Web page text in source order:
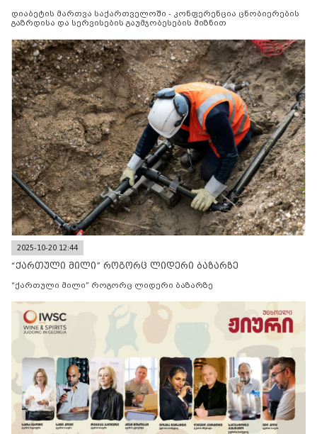
დიაბეტის მართვა საქართველოში - კონფერენცია ცნობიერების
გაზრდისა და სერვისების გაუმჯობესების მიზნით
2025-10-20 12:44
“ქართული მილი” როგორც ლიდერი ბაზარზე
“ქართული მილი” როგორც ლიდერი ბაზარზე